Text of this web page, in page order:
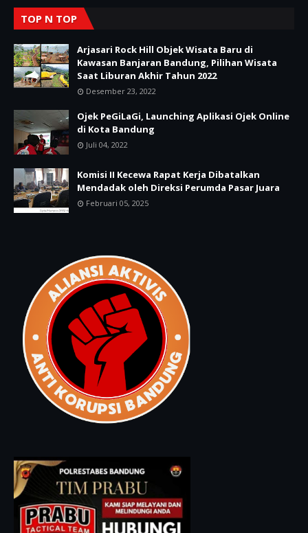
TOP N TOP
Arjasari Rock Hill Objek Wisata Baru di
Kawasan Banjaran Bandung, Pilihan Wisata
Saat Liburan Akhir Tahun 2022
Desember 23, 2022
Ojek PeGiLaGi, Launching Aplikasi Ojek Online
di Kota Bandung
Juli 04, 2022
Komisi II Kecewa Rapat Kerja Dibatalkan
Mendadak oleh Direksi Perumda Pasar Juara
Februari 05, 2025